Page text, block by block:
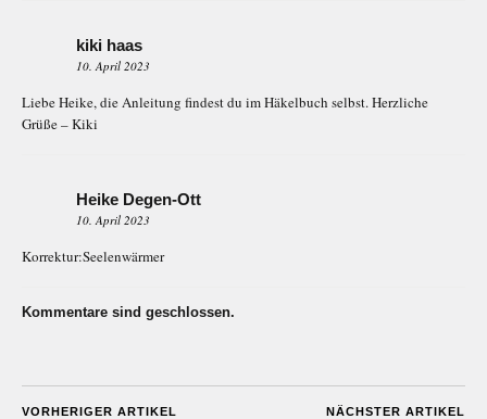
kiki haas
10. April 2023
Liebe Heike, die Anleitung findest du im Häkelbuch selbst. Herzliche
Grüße – Kiki
Heike Degen-Ott
10. April 2023
Korrektur:Seelenwärmer
Kommentare sind geschlossen.
VORHERIGER ARTIKEL NÄCHSTER ARTIKEL